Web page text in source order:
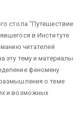
стола "Путешествие
в Институте
читателей
эту тему и материалы
феномену
о теме
и возможных